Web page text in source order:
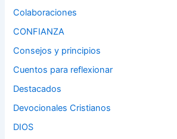
Colaboraciones
CONFIANZA
Consejos y principios
Cuentos para reflexionar
Destacados
Devocionales Cristianos
DIOS